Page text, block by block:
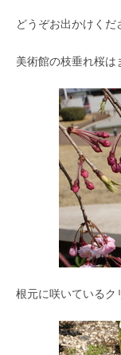
どうぞお出かけくだ
美術館の枝垂れ桜
根元に咲いているク